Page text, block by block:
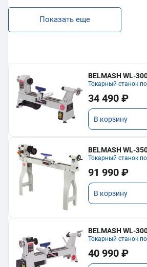
Показать еще
BELMASH WL-
Токарный станок
34 490 ₽
В корзину
BELMASH WL-
Токарный станок
91 990 ₽
В корзину
BELMASH WL-
Токарный станок
40 990 ₽